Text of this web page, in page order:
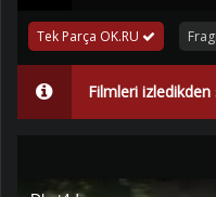
Tek Parça OK.RU
Filmleri izledikden